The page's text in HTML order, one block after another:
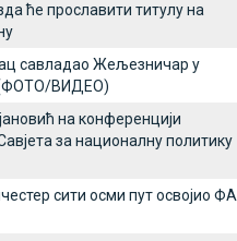
ће прославити титулу на
савладао Жељезничар у
ВИДЕО)
на конференцији
за националну политику
сити осми пут освојио ФА